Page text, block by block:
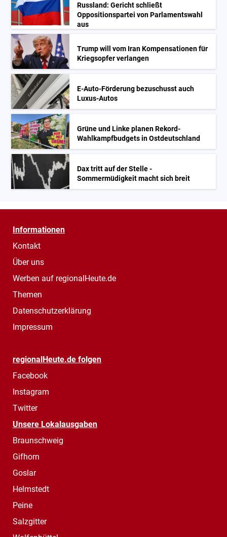
Russland: Gericht schließt
Oppositionspartei von Parlamentswahl
aus
Trump will vom Iran Kompensationen für
Kriegsopfer verlangen
E-Auto-Förderung bezuschusst auch
Luxus-Autos
Grüne und Linke planen Rekord-
Wahlkampfbudgets in Ostdeutschland
Dax tritt auf der Stelle -
Sommermüdigkeit macht sich breit
Informationen
Kontakt
Über uns
Werben auf regionalHeute.de
Themen
Datenschutzerklärung
Impressum
regionalHeute.de folgen
Facebook
Instagram
Twitter
Unsere Lokalausgaben
Braunschweig
Gifhorn
Goslar
Helmstedt
Peine
Salzgitter